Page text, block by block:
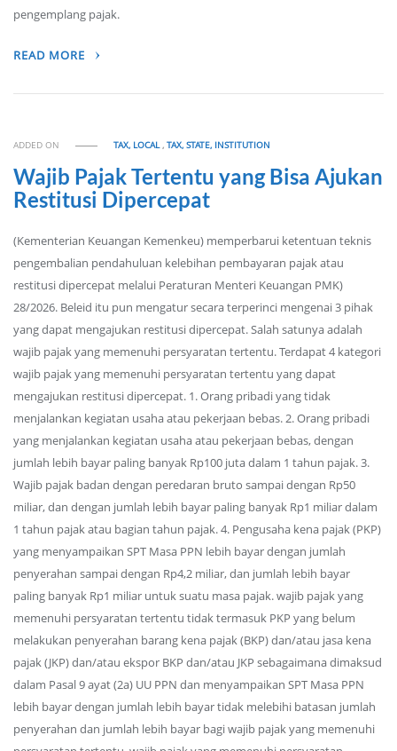
pengemplang pajak.
READ MORE
ADDED ON TAX, LOCAL,TAX, STATE, INSTITUTION
Wajib Pajak Tertentu yang Bisa Ajukan
Restitusi Dipercepat
(Kementerian Keuangan Kemenkeu) memperbarui ketentuan teknis
pengembalian pendahuluan kelebihan pembayaran pajak atau
restitusi dipercepat melalui Peraturan Menteri Keuangan PMK)
28/2026. Beleid itu pun mengatur secara terperinci mengenai 3 pihak
yang dapat mengajukan restitusi dipercepat. Salah satunya adalah
wajib pajak yang memenuhi persyaratan tertentu. Terdapat 4 kategori
wajib pajak yang memenuhi persyaratan tertentu yang dapat
mengajukan restitusi dipercepat. 1. Orang pribadi yang tidak
menjalankan kegiatan usaha atau pekerjaan bebas. 2. Orang pribadi
yang menjalankan kegiatan usaha atau pekerjaan bebas, dengan
jumlah lebih bayar paling banyak Rp100 juta dalam 1 tahun pajak. 3.
Wajib pajak badan dengan peredaran bruto sampai dengan Rp50
miliar, dan dengan jumlah lebih bayar paling banyak Rp1 miliar dalam
1 tahun pajak atau bagian tahun pajak. 4. Pengusaha kena pajak (PKP)
yang menyampaikan SPT Masa PPN lebih bayar dengan jumlah
penyerahan sampai dengan Rp4,2 miliar, dan jumlah lebih bayar
paling banyak Rp1 miliar untuk suatu masa pajak. wajib pajak yang
memenuhi persyaratan tertentu tidak termasuk PKP yang belum
melakukan penyerahan barang kena pajak (BKP) dan/atau jasa kena
pajak (JKP) dan/atau ekspor BKP dan/atau JKP sebagaimana dimaksud
dalam Pasal 9 ayat (2a) UU PPN dan menyampaikan SPT Masa PPN
lebih bayar dengan jumlah lebih bayar tidak melebihi batasan jumlah
penyerahan dan jumlah lebih bayar bagi wajib pajak yang memenuhi